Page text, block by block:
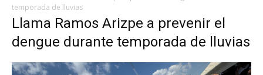
temporada de lluvias
Llama Ramos Arizpe a prevenir el
dengue durante temporada de lluvias